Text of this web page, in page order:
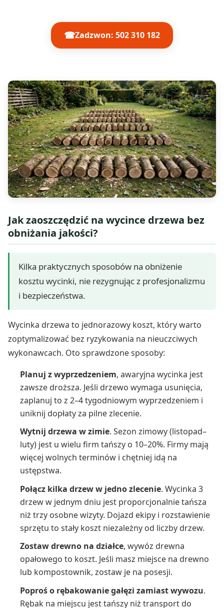
☎Zadzwon: 502 310 182
Jak zaoszczędzić na wycince drzewa bez
obniżania jakości?
Kilka praktycznych sposobów na obniżenie
kosztu wycinki, nie rezygnując z profesjonalizmu
i bezpieczeństwa.
Wycinka drzewa to jednorazowy koszt, który warto
zoptymalizować bez ryzykowania na nieuczciwych
wykonawcach. Oto sprawdzone sposoby:
Planuj z wyprzedzeniem, awaryjna wycinka jest
zawsze droższa. Jeśli drzewo wymaga usunięcia,
zaplanuj to z 2–4 tygodniowym wyprzedzeniem i
uniknij dopłaty za pilne zlecenie.
Wytnij drzewa w zimie. Sezon zimowy (listopad–
luty) jest u wielu firm tańszy o 10–20%. Firmy mają
więcej wolnych terminów i chętniej idą na
ustępstwa.
Połącz kilka drzew w jedno zlecenie. Wycinka 3
drzew w jednym dniu jest proporcjonalnie tańsza
niż trzy osobne wizyty. Dojazd ekipy i rozstawienie
sprzętu to stały koszt niezależny od liczby drzew.
Zostaw drewno na działce, wywóz drewna
opałowego to koszt. Jeśli masz miejsce na drewno
lub kompostownik, zostaw je na posesji.
Poproś o rębakowanie gałęzi zamiast wywozu.
Rębak na miejscu jest tańszy niż transport do